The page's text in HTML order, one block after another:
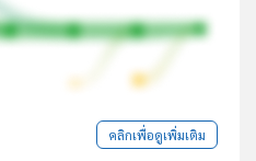
คลิกเพื่อดูเพิ่มเติม